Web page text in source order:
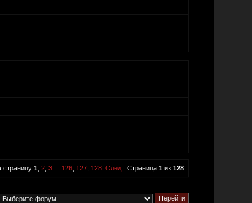
страницу 1 2 3 126 127 128 След. Страница 1 из 128